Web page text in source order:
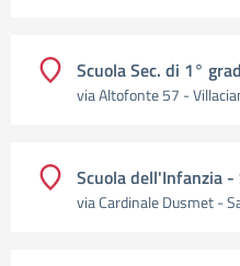
Scuola Sec. di 1°
via Altofonte 57 -
Scuola dell'Infanzia
via Cardinale Dusmet -